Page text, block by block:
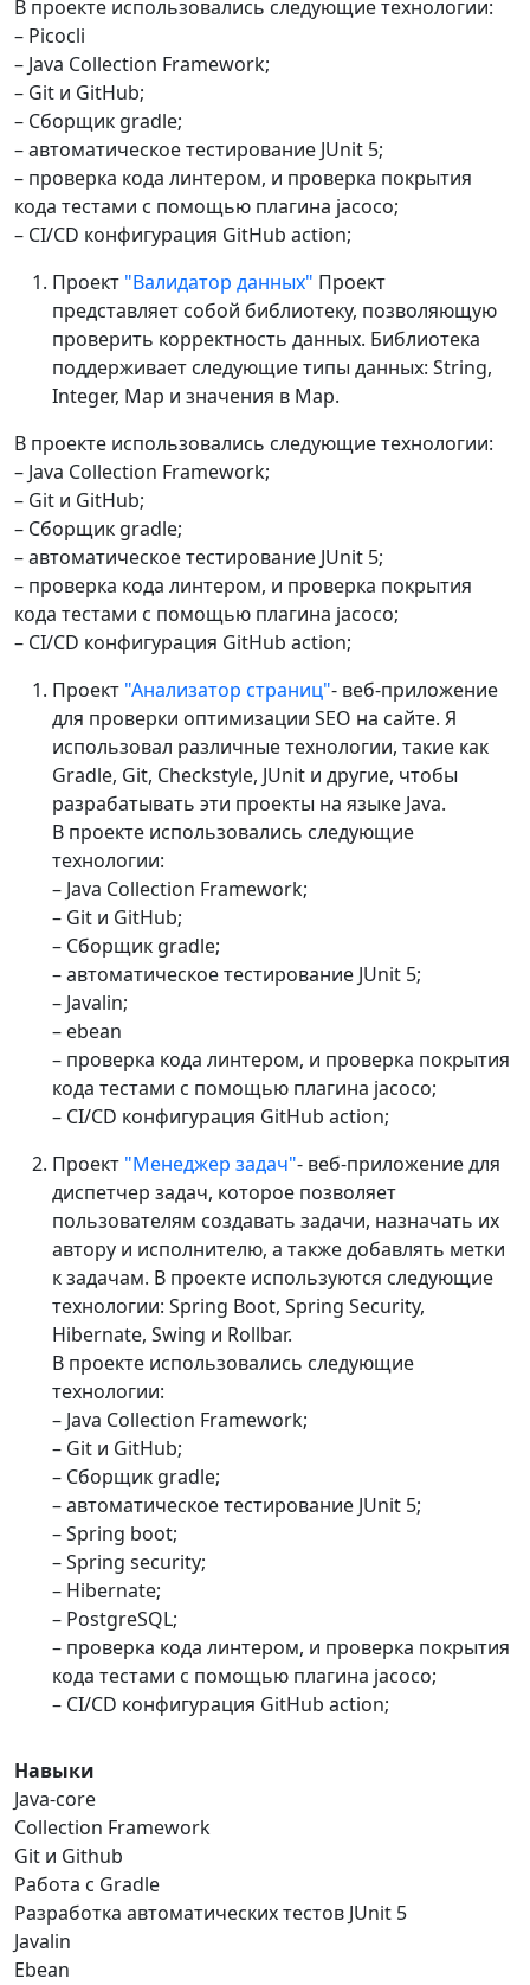
В проекте использовались следующие технологии:
– Picocli
– Java Collection Framework;
– Git и GitHub;
– Сборщик gradle;
– автоматическое тестирование JUnit 5;
– проверка кода линтером, и проверка покрытия
кода тестами с помощью плагина jacoco;
– CI/CD конфигурация GitHub action;
Проект "Валидатор данных" Проект
представляет собой библиотеку, позволяющую
проверить корректность данных. Библиотека
поддерживает следующие типы данных: String,
Integer, Map и значения в Map.
В проекте использовались следующие технологии:
– Java Collection Framework;
– Git и GitHub;
– Сборщик gradle;
– автоматическое тестирование JUnit 5;
– проверка кода линтером, и проверка покрытия
кода тестами с помощью плагина jacoco;
– CI/CD конфигурация GitHub action;
Проект "Анализатор страниц"- веб-приложение
для проверки оптимизации SEO на сайте. Я
использовал различные технологии, такие как
Gradle, Git, Checkstyle, JUnit и другие, чтобы
разрабатывать эти проекты на языке Java.
В проекте использовались следующие
технологии:
– Java Collection Framework;
– Git и GitHub;
– Сборщик gradle;
– автоматическое тестирование JUnit 5;
– Javalin;
– ebean
– проверка кода линтером, и проверка покрытия
кода тестами с помощью плагина jacoco;
– CI/CD конфигурация GitHub action;
Проект "Менеджер задач"- веб-приложение для
диспетчер задач, которое позволяет
пользователям создавать задачи, назначать их
автору и исполнителю, а также добавлять метки
к задачам. В проекте используются следующие
технологии: Spring Boot, Spring Security,
Hibernate, Swing и Rollbar.
В проекте использовались следующие
технологии:
– Java Collection Framework;
– Git и GitHub;
– Сборщик gradle;
– автоматическое тестирование JUnit 5;
– Spring boot;
– Spring security;
– Hibernate;
– PostgreSQL;
– проверка кода линтером, и проверка покрытия
кода тестами с помощью плагина jacoco;
– CI/CD конфигурация GitHub action;
Навыки
Java-core
Collection Framework
Git и Github
Работа с Gradle
Разработка автоматических тестов JUnit 5
Javalin
Ebean